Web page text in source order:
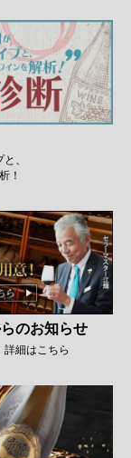
、
！
のお知らせ
細はこちら